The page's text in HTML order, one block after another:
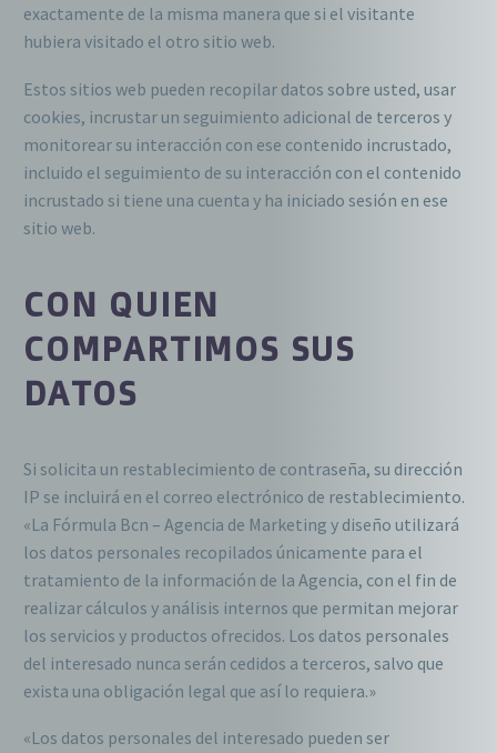
exactamente de la misma manera que si el visitante
hubiera visitado el otro sitio web.
Estos sitios web pueden recopilar datos sobre usted, usar
cookies, incrustar un seguimiento adicional de terceros y
monitorear su interacción con ese contenido incrustado,
incluido el seguimiento de su interacción con el contenido
incrustado si tiene una cuenta y ha iniciado sesión en ese
sitio web.
CON QUIEN
COMPARTIMOS SUS
DATOS
Si solicita un restablecimiento de contraseña, su dirección
IP se incluirá en el correo electrónico de restablecimiento.
«La Fórmula Bcn – Agencia de Marketing y diseño utilizará
los datos personales recopilados únicamente para el
tratamiento de la información de la Agencia, con el fin de
realizar cálculos y análisis internos que permitan mejorar
los servicios y productos ofrecidos. Los datos personales
del interesado nunca serán cedidos a terceros, salvo que
exista una obligación legal que así lo requiera.»
«Los datos personales del interesado pueden ser